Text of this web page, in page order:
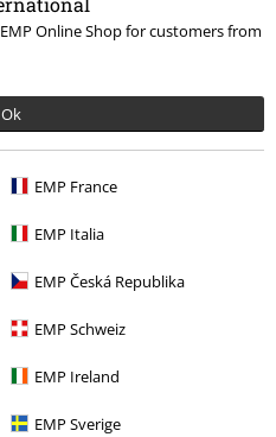
Online Shop for customers from
Ok
EMP France
EMP Italia
EMP Česká Republika
EMP Schweiz
EMP Ireland
EMP Sverige